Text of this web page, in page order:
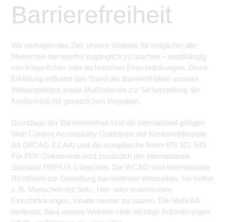
Barrierefreiheit
Wir verfolgen das Ziel, unsere Website für möglichst alle
Menschen barrierefrei zugänglich zu machen – unabhängig
von körperlichen oder technischen Einschränkungen. Diese
Erklärung erläutert den Stand der Barrierefreiheit unseres
Webangebotes sowie Maßnahmen zur Sicherstellung der
Konformität mit gesetzlichen Vorgaben.
Grundlage der Barrierefreiheit sind die international gültigen
Web Content Accessibility Guidelines auf Konformitätsstufe
AA (WCAG 2.2 AA) und die europäische Norm EN 301 549.
Für PDF-Dokumente wird zusätzlich der internationale
Standard PDF/UA-1 beachtet. Die WCAG sind internationale
Richtlinien zur Gestaltung barrierefreier Webseiten. Sie helfen
z. B. Menschen mit Seh-, Hör- oder motorischen
Einschränkungen, Inhalte besser zu nutzen. Die Stufe AA
bedeutet, dass unsere Website viele wichtige Anforderungen